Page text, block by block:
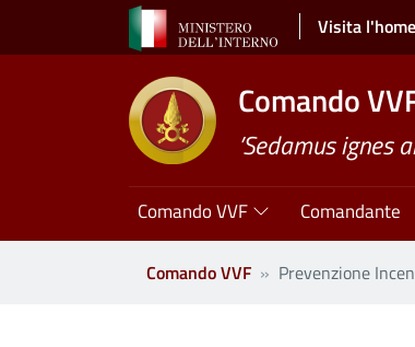
Salta al contenuto principale Visita
Comando
’Sedamus ignes
Navigazione principale
Comando VVF Comandante
Comando VVF Prevenzione